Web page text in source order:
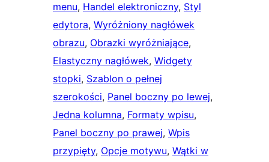
menu, Handel elektroniczny, Styl
edytora, Wyróżniony nagłówek
obrazu, Obrazki wyróżniające
Elastyczny nagłówek, Widgety
stopki, Szablon o pełnej
szerokości, Panel boczny po lewej
Jedna kolumna, Formaty wpisu
Panel boczny po prawej, Wpis
przypięty, Opcje motywu, Wątki w